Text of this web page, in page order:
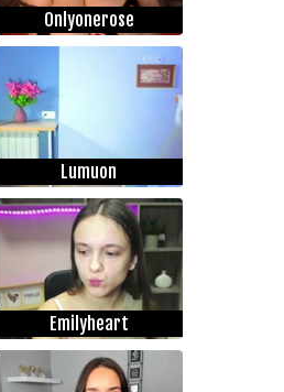
Onlyonerose
Lumuon
Emilyheart